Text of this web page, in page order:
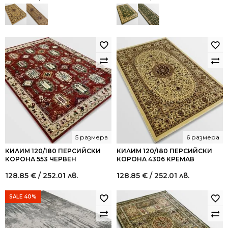
КИЛИМ 120/180 ПЕРСИЙСКИ
КОРОНА 553 ЧЕРВЕН
5 размера
128.85 € / 252.01 лв.
КИЛИМ 120/180 ПЕРСИЙСКИ
КОРОНА 4306 КРЕМАВ
6 размера
128.85 € / 252.01 лв.
SALE 40%